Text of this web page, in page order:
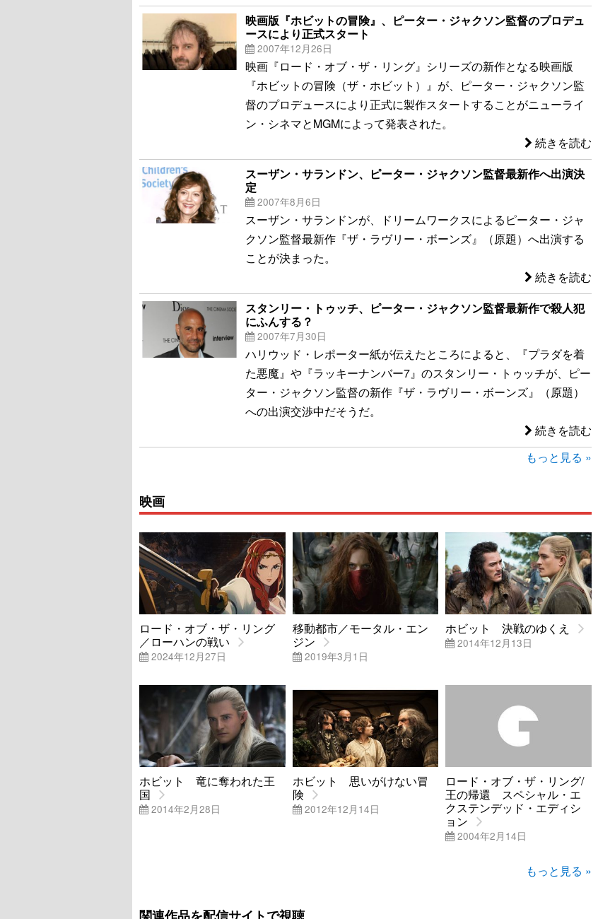
映画版『ホビットの冒険』、ピーター・ジャクソン監督のプロデュ
ースにより正式スタート
2007年12月26日
映画『ロード・オブ・ザ・リング』シリーズの新作となる映画版
『ホビットの冒険（ザ・ホビット）』が、ピーター・ジャクソン監
督のプロデュースにより正式に製作スタートすることがニューライ
ン・シネマとMGMによって発表された。
続きを読む
スーザン・サランドン、ピーター・ジャクソン監督最新作へ出演決
定
2007年8月6日
スーザン・サランドンが、ドリームワークスによるピーター・ジャ
クソン監督最新作『ザ・ラヴリー・ボーンズ』（原題）へ出演する
ことが決まった。
続きを読む
スタンリー・トゥッチ、ピーター・ジャクソン監督最新作で殺人犯
にふんする？
2007年7月30日
ハリウッド・レポーター紙が伝えたところによると、『プラダを着
た悪魔』や『ラッキーナンバー7』のスタンリー・トゥッチが、ピー
ター・ジャクソン監督の新作『ザ・ラヴリー・ボーンズ』（原題）
への出演交渉中だそうだ。
続きを読む
もっと見る »
映画
ロード・オブ・ザ・リング
／ローハンの戦い
2024年12月27日
移動都市／モータル・エン
ジン
2019年3月1日
ホビット 決戦のゆくえ
2014年12月13日
ホビット 竜に奪われた王
国
2014年2月28日
ホビット 思いがけない冒
険
2012年12月14日
ロード・オブ・ザ・リング/
王の帰還 スペシャル・エ
クステンデッド・エディシ
ョン
2004年2月14日
もっと見る »
関連作品を配信サイトで視聴